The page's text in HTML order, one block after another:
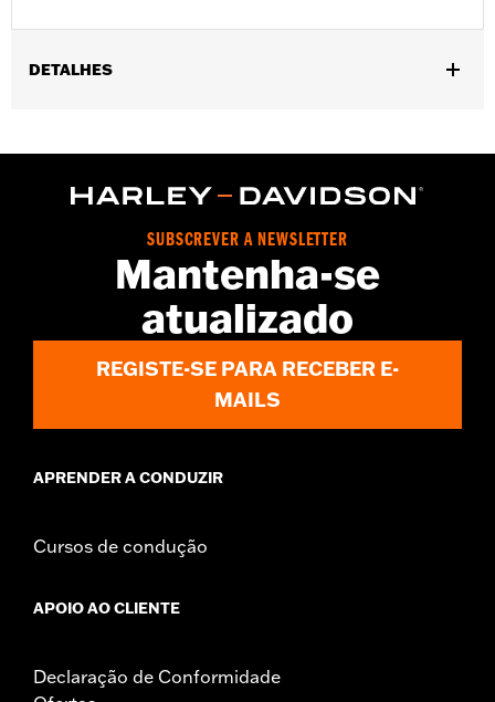
DETALHES
FLTRX models equipped with inverted forks. Fits '26-later
Touring models equipped with inverted forks and Performance
Forged Front Wheels.
Installation Instructions
Position On Bike:
Front
Left or Right
Sold In Units:Each
Steel
Rotor, installation hardware and installation
SUBSCREVER A NEWSLETTER
Mantenha-se
atualizado
REGISTE-SE PARA RECEBER E-
MAILS
APRENDER A CONDUZIR
Cursos de condução
APOIO AO CLIENTE
Declaração de Conformidade